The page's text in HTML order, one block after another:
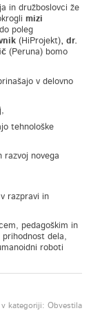
in družboslovci že
mizi
poleg
(HiProjekt), dr.
(Peruna) bomo
v delovno
tehnološke
razvoj novega
razpravi in
pedagoškim in
dela,
roboti
kategoriji: Obvestila